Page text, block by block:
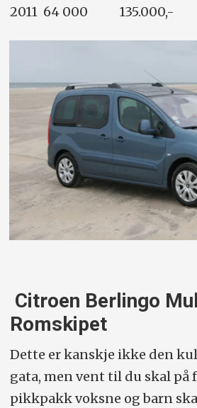
2011 64 000 135.000,-
Citroen Berlingo
Romskipet
Dette er kanskje ikke den
gata, men vent til du skal på
pikkpakk voksne og barn